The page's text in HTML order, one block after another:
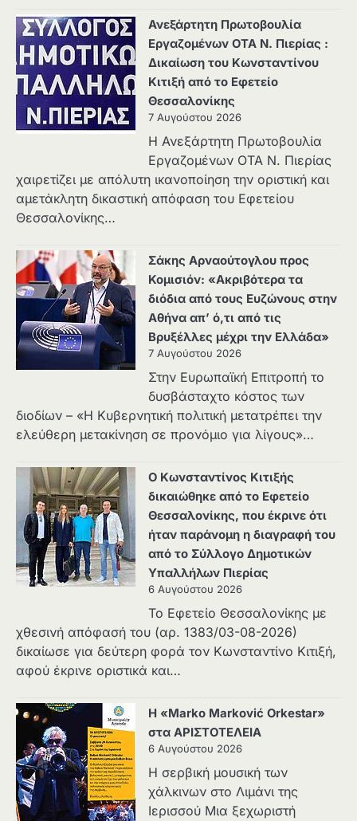
Ανεξάρτητη Πρωτοβουλία
Εργαζομένων ΟΤΑ Ν. Πιερίας :
Δικαίωση του Κωνσταντίνου
Κιτιξή από το Εφετείο
Θεσσαλονίκης
7 Αυγούστου 2026
Η Ανεξάρτητη Πρωτοβουλία
Εργαζομένων ΟΤΑ Ν. Πιερίας
χαιρετίζει με απόλυτη ικανοποίηση την οριστική και
αμετάκλητη δικαστική απόφαση του Εφετείου
Θεσσαλονίκης…
Σάκης Αρναούτογλου προς
Κομισιόν: «Ακριβότερα τα
διόδια από τους Ευζώνους στην
Αθήνα απ’ ό,τι από τις
Βρυξέλλες μέχρι την Ελλάδα»
7 Αυγούστου 2026
Στην Ευρωπαϊκή Επιτροπή το
δυσβάσταχτο κόστος των
διοδίων – «Η Κυβερνητική πολιτική μετατρέπει την
ελεύθερη μετακίνηση σε προνόμιο για λίγους»…
Ο Κωνσταντίνος Κιτιξής
δικαιώθηκε από το Εφετείο
Θεσσαλονίκης, που έκρινε ότι
ήταν παράνομη η διαγραφή του
από το Σύλλογο Δημοτικών
Υπαλλήλων Πιερίας
6 Αυγούστου 2026
Το Εφετείο Θεσσαλονίκης με
χθεσινή απόφασή του (αρ. 1383/03-08-2026)
δικαίωσε για δεύτερη φορά τον Κωνσταντίνο Κιτιξή,
αφού έκρινε οριστικά και…
Η «Marko Marković Orkestar»
στα ΑΡΙΣΤΟΤΕΛΕΙΑ
6 Αυγούστου 2026
Η σερβική μουσική των
χάλκινων στο Λιμάνι της
Ιερισσού Μια ξεχωριστή